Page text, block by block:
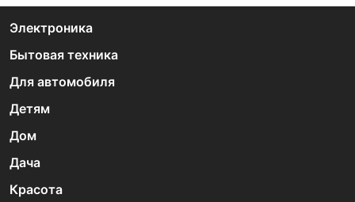
Электроника
Бытовая техника
Для автомобиля
Детям
Дом
Дача
Красота